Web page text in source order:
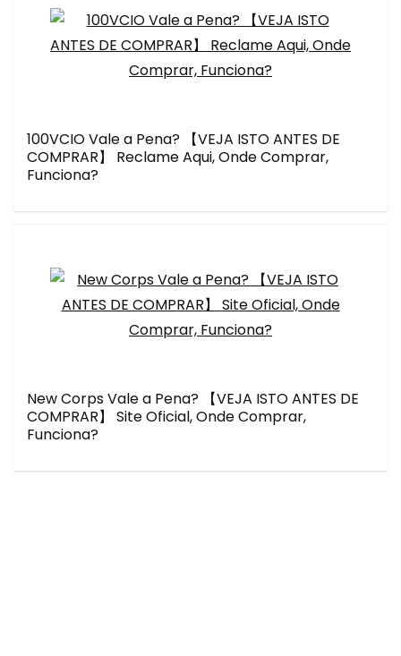
100VCIO Vale a Pena? 【VEJA ISTO ANTES DE
COMPRAR】 Reclame Aqui, Onde Comprar,
Funciona?
New Corps Vale a Pena? 【VEJA ISTO ANTES DE
COMPRAR】 Site Oficial, Onde Comprar,
Funciona?